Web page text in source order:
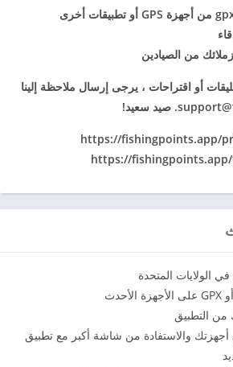
من الصيادين
أو اقتراحات ، يرجى إرسال ملاحظة إلينا
. صيد سعيد!
الولايات المتحدة
التطبيق
أجهزتك والاستفادة من شاشة أكبر مع تطبيق